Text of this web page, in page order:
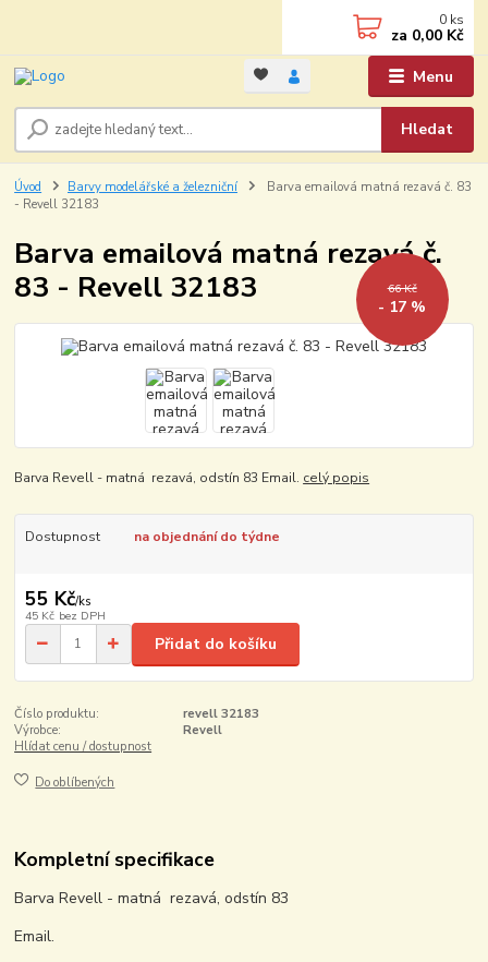
Menu
Hledat
0 ks
za 0,00 Kč
Úvod Barvy modelářské a železniční
Barva emailová matná rezavá č. 83
- Revell 32183
Barva emailová matná rezavá č.
83 - Revell 32183
66 Kč
- 17 %
Barva Revell - matná rezavá, odstín 83 Email. celý popis
Dostupnost na objednání do týdne
55 Kč/ks
45 Kč bez DPH
Přidat do košíku
Číslo produktu:
revell 32183
Výrobce:
Revell
Hlídat cenu / dostupnost
Do oblíbených
Kompletní specifikace
Barva Revell - matná rezavá, odstín 83
Email.